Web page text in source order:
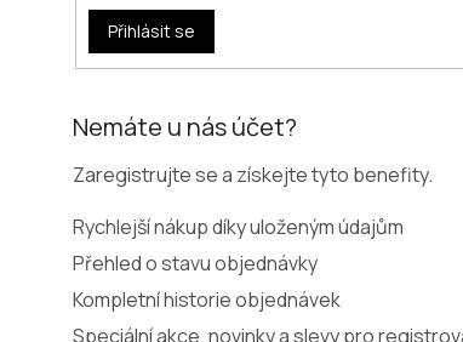
Přihlásit se
Nemáte u nás účet?
Zaregistrujte se a získejte tyto benefity.
Rychlejší nákup díky uloženým údajům
Přehled o stavu objednávky
Kompletní historie objednávek
Speciální akce, novinky a slevy pro